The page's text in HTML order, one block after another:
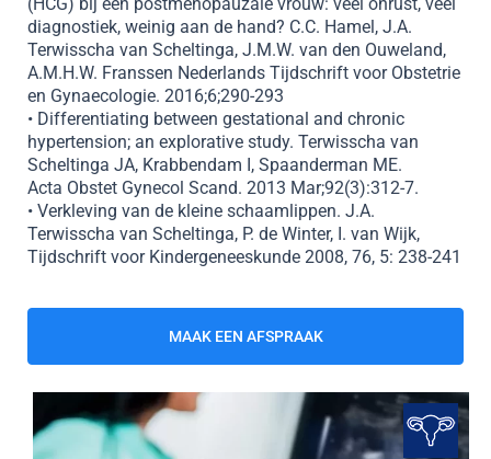
(HCG) bij een postmenopauzale vrouw: veel onrust, veel
diagnostiek, weinig aan de hand? C.C. Hamel, J.A.
Terwisscha van Scheltinga, J.M.W. van den Ouweland,
A.M.H.W. Franssen Nederlands Tijdschrift voor Obstetrie
en Gynaecologie. 2016;6;290-293
• Differentiating between gestational and chronic
hypertension; an explorative study. Terwisscha van
Scheltinga JA, Krabbendam I, Spaanderman ME.
Acta Obstet Gynecol Scand. 2013 Mar;92(3):312-7.
• Verkleving van de kleine schaamlippen. J.A.
Terwisscha van Scheltinga, P. de Winter, I. van Wijk,
Tijdschrift voor Kindergeneeskunde 2008, 76, 5: 238-241
MAAK EEN AFSPRAAK